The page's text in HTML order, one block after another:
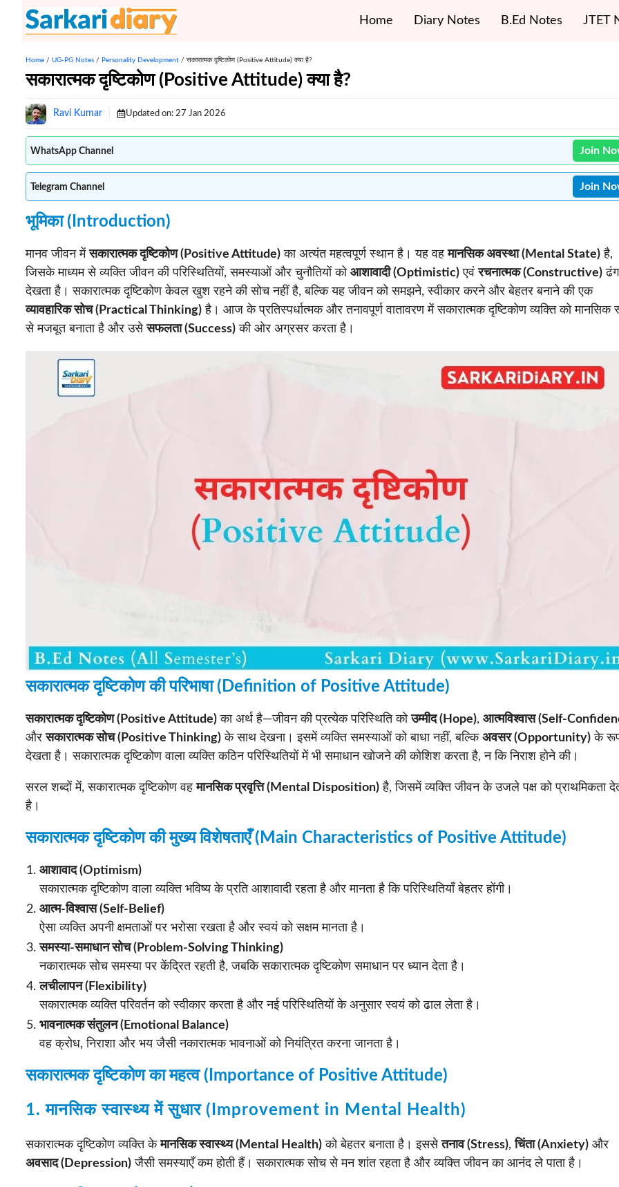
Home Diary Notes B.Ed Notes JTET
Home / UG-PG Notes / Personality Development / सकारात्मक दृष्टिकोण (Positive Attitude) क्या है?
सकारात्मक दृष्टिकोण (Positive Attitude) क्या है?
Ravi Kumar Updated on: 27 Jan 2026
WhatsApp Channel Join
Telegram Channel Join
भूमिका (Introduction)
मानव जीवन मेंसकारात्मक दृष्टिकोण (Positive Attitude) का अत्यंत महत्वपूर्ण स्थान है। यह वहमानसिक अवस्था (Mental State) है,
जिसके माध्यम से व्यक्ति जीवन की परिस्थितियों, समस्याओं और चुनौतियों को आशावादी (Optimistic) एवंरचनात्मक (Constructive)
देखता है। सकारात्मक दृष्टिकोण केवल खुश रहने की सोच नहीं है, बल्कि यह जीवन को समझने, स्वीकार करने और बेहतर बनाने की एक
व्यावहारिक सोच (Practical Thinking) है। आज के प्रतिस्पर्धात्मक और तनावपूर्ण वातावरण में सकारात्मक दृष्टिकोण व्यक्ति को मानसिक
से मजबूत बनाता है और उसेसफलता (Success) की ओर अग्रसर करता है।
सकारात्मक दृष्टिकोण की परिभाषा (Definition of Positive Attitude)
सकारात्मक दृष्टिकोण (Positive Attitude) का अर्थ है—जीवन की प्रत्येक परिस्थिति कोउम्मीद (Hope), आत्मविश्वास (Self-
औरसकारात्मक सोच (Positive Thinking) के साथ देखना। इसमें व्यक्ति समस्याओं को बाधा नहीं, बल्कि अवसर (Opportunity) के
देखता है। सकारात्मक दृष्टिकोण वाला व्यक्ति कठिन परिस्थितियों में भी समाधान खोजने की कोशिश करता है, न कि निराश होने की।
सरल शब्दों में, सकारात्मक दृष्टिकोण वहमानसिक प्रवृत्ति (Mental Disposition) है, जिसमें व्यक्ति जीवन के उजले पक्ष को प्राथमिकता
है।
सकारात्मक दृष्टिकोण की मुख्य विशेषताएँ (Main Characteristics of Positive Attitude)
आशावाद (Optimism)
सकारात्मक दृष्टिकोण वाला व्यक्ति भविष्य के प्रति आशावादी रहता है और मानता है कि परिस्थितियाँ बेहतर होंगी।
आत्म-विश्वास (Self-Belief)
ऐसा व्यक्ति अपनी क्षमताओं पर भरोसा रखता है और स्वयं को सक्षम मानता है।
समस्या-समाधान सोच (Problem-Solving Thinking)
नकारात्मक सोच समस्या पर केंद्रित रहती है, जबकि सकारात्मक दृष्टिकोण समाधान पर ध्यान देता है।
लचीलापन (Flexibility)
सकारात्मक व्यक्ति परिवर्तन को स्वीकार करता है और नई परिस्थितियों के अनुसार स्वयं को ढाल लेता है।
भावनात्मक संतुलन (Emotional Balance)
वह क्रोध, निराशा और भय जैसी नकारात्मक भावनाओं को नियंत्रित करना जानता है।
सकारात्मक दृष्टिकोण का महत्व (Importance of Positive Attitude)
1. मानसिक स्वास्थ्य में सुधार (Improvement in Mental Health)
सकारात्मक दृष्टिकोण व्यक्ति केमानसिक स्वास्थ्य (Mental Health) को बेहतर बनाता है। इससेतनाव (Stress),चिंता (Anxiety) और
अवसाद (Depression) जैसी समस्याएँ कम होती हैं। सकारात्मक सोच से मन शांत रहता है और व्यक्ति जीवन का आनंद ले पाता है।